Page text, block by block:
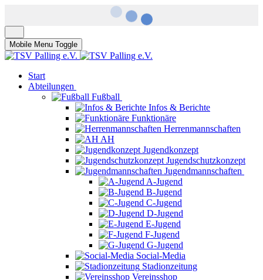
Mobile Menu Toggle
Start
Abteilungen
Fußball
Infos & Berichte
Funktionäre
Herrenmannschaften
AH
Jugendkonzept
Jugendschutzkonzept
Jugendmannschaften
A-Jugend
B-Jugend
C-Jugend
D-Jugend
E-Jugend
F-Jugend
G-Jugend
Social-Media
Stadionzeitung
Vereinsshop